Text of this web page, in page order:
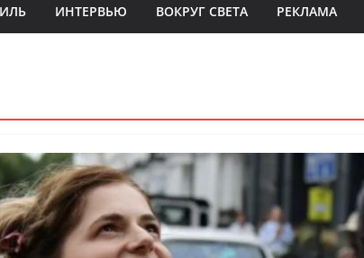
ИНТЕРВЬЮ ВОКРУГ СВЕТА РЕКЛАМА